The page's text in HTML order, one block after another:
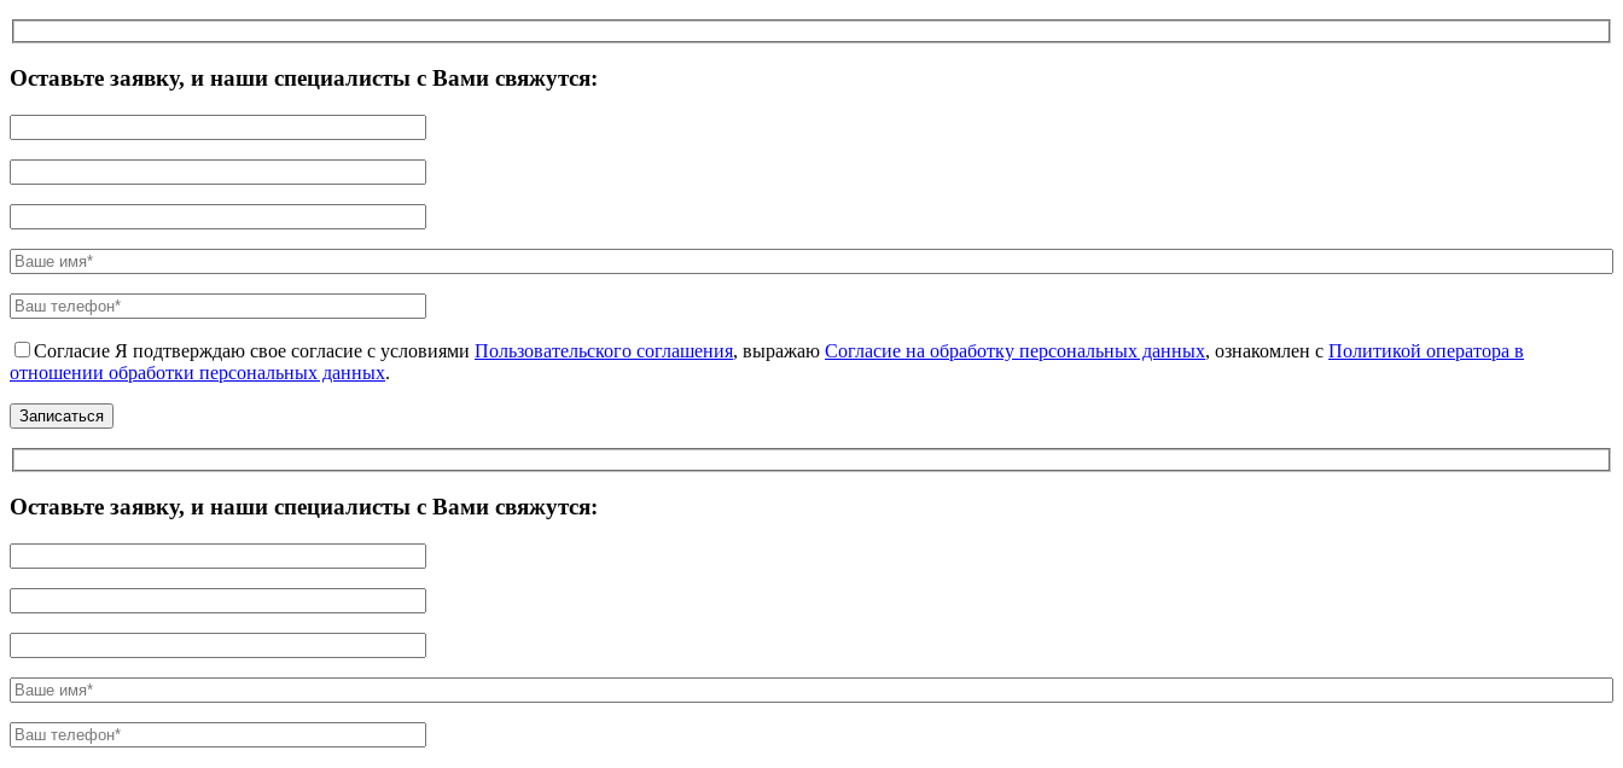
Оставьте заявку, и наши специалисты с Вами свяжутся:
Согласие Я подтверждаю свое согласие с условиями Пользовательского соглашения, выражаю Согласие на обработку персональных данных, ознакомлен с Политикой оператора в
отношении обработки персональных данных.
Оставьте заявку, и наши специалисты с Вами свяжутся: